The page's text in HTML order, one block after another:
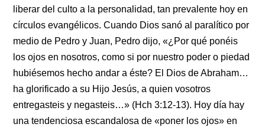
liberar del culto a la personalidad, tan prevalente hoy en
círculos evangélicos. Cuando Dios sanó al paralítico por
medio de Pedro y Juan, Pedro dijo, «¿Por qué ponéis
los ojos en nosotros, como si por nuestro poder o piedad
hubiésemos hecho andar a éste? El Dios de Abraham…
ha glorificado a su Hijo Jesús, a quien vosotros
entregasteis y negasteis…» (Hch 3:12-13). Hoy día hay
una tendenciosa escandalosa de «poner los ojos» en